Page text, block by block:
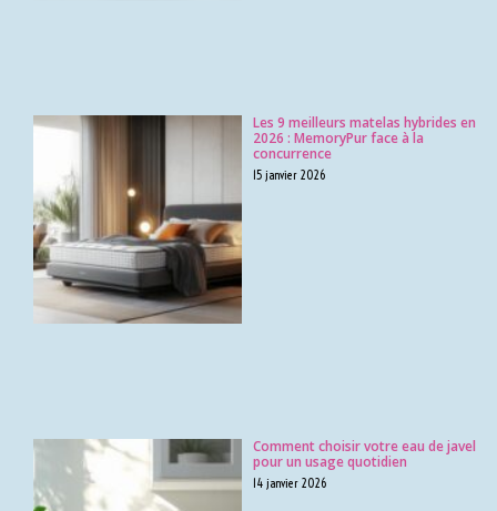
Les 9 meilleurs matelas hybrides en
2026 : MemoryPur face à la
concurrence
15 janvier 2026
Comment choisir votre eau de javel
pour un usage quotidien
14 janvier 2026